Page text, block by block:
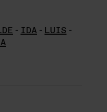
- IDA - LUIS -